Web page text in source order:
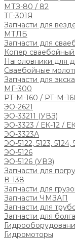
МТЗ-80 / 82
ТГ-301Я
Запчасти для
МТЛБ
Запчасти для
Копер
Наголовники для
Сваебойные
Запчасти для
МГ-300
РТ-М-160 / РТ-М-
ЭО-2621
ЭО-33211 (УВЗ)
ЭО-3323 / ЕК-12 /
ЭО-3323А
ЭО-5122, 5123,
ЭО-5126
ЭО-5126 (УВЗ)
Запчасти для
В-138
Запчасти для
Запчасти ЧМЗАП
Запчасти для
Запчасти для
Гидромоторы